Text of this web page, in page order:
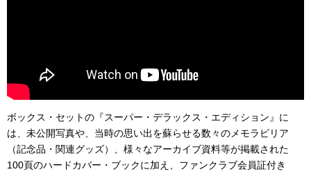
ボックス・セットの『スーパー・デラックス・エディション』に
は、未公開写真や、当時の思い出を蘇らせる数々のメモラビリア
（記念品・関連グッズ）、様々なアーカイブ資料等が掲載された
100頁のハードカバー・ブックに加え、ファンクラブ会員証付き